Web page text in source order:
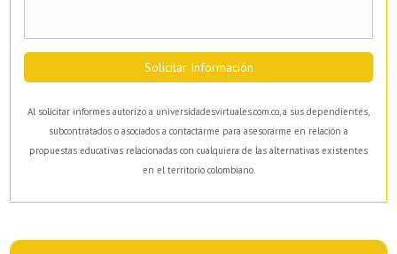
Solicitar Información
Al solicitar informes autorizo a universidadesvirtuales.com.co, a sus dependientes,
subcontratados o asociados a contactarme para asesorarme en relación a
propuestas educativas relacionadas con cualquiera de las alternativas existentes
en el territorio colombiano.